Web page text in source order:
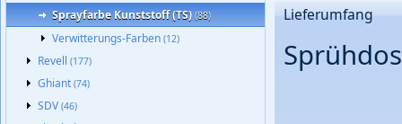
Sprayfarbe Kunststoff (TS) (88)
Verwitterungs-Farben (12)
Revell (177)
Ghiant (74)
SDV (46)
Lieferumfang